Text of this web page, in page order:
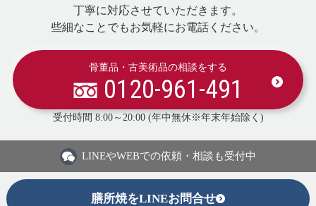
丁寧に対応させていただきます。
些細なことでもお気軽にお電話ください。
骨董品・古美術品の相談をする
0120-961-491
受付時間 8:00～20:00 (年中無休※年末年始除く)
LINEやWEBでの依頼・相談も受付中
膳所焼をLINEお問合せ